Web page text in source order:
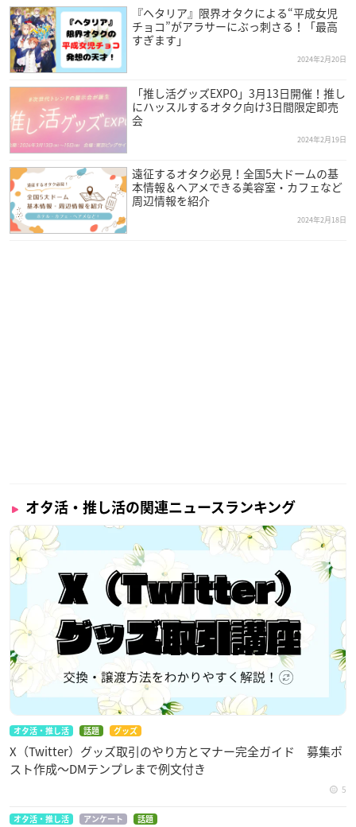
『ヘタリア』限界オタクによる“平成女児
チョコ”がアラサーにぶっ刺さる！「最高
すぎます」
2024年2月20日
「推し活グッズEXPO」3月13日開催！推し
にハッスルするオタク向け3日間限定即売
会
2024年2月19日
遠征するオタク必見！全国5大ドームの基
本情報＆ヘアメできる美容室・カフェなど
周辺情報を紹介
2024年2月18日
オタ活・推し活の関連ニュースランキング
オタ活・推し活 話題 グッズ
X（Twitter）グッズ取引のやり方とマナー完全ガイド 募集ポ
スト作成〜DMテンプレまで例文付き
5
オタ活・推し活 アンケート 話題